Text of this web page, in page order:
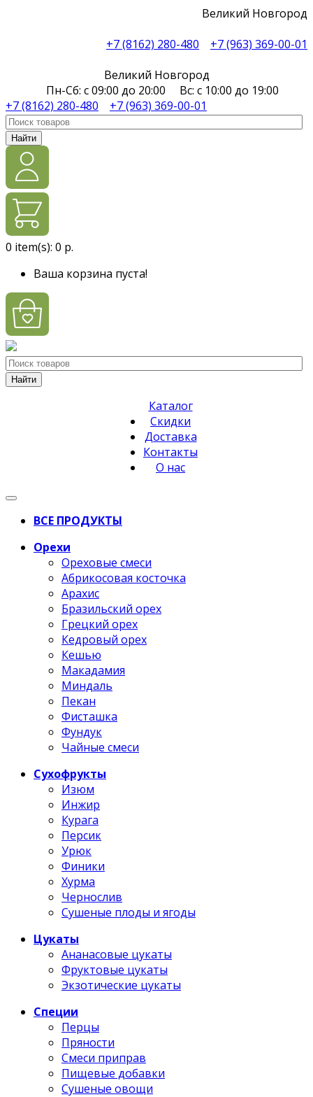
Великий Новгород
+7 (8162) 280-480
+7 (963) 369-00-01
Великий Новгород
Пн-Сб: с 09:00 до 20:00 Вс: с 10:00 до 19:00
+7 (8162) 280-480
+7 (963) 369-00-01
Найти
0 item(s): 0 р.
Ваша корзина пуста!
Найти
Каталог
Скидки
Доставка
Контакты
О нас
ВСЕ ПРОДУКТЫ
Орехи
Ореховые смеси
Абрикосовая косточка
Арахис
Бразильский орех
Грецкий орех
Кедровый орех
Кешью
Макадамия
Миндаль
Пекан
Фисташка
Фундук
Чайные смеси
Сухофрукты
Изюм
Инжир
Курага
Персик
Урюк
Финики
Хурма
Чернослив
Сушеные плоды и ягоды
Цукаты
Ананасовые цукаты
Фруктовые цукаты
Экзотические цукаты
Специи
Перцы
Пряности
Смеси приправ
Пищевые добавки
Сушеные овощи